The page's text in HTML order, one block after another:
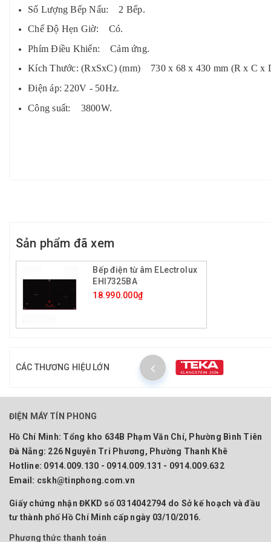
Số Lượng Bếp Nấu: 2 Bếp.
Chế Độ Hẹn Giờ: Có.
Phím Điều Khiển: Cảm ứng.
Kích Thước: (RxSxC) (mm) 730 x 68 x 430 mm (R x C x
Điện áp: 220V - 50Hz.
Công suất: 3800W.
Sản phẩm đã xem
Bếp điện từ âm ELectrolux
EHI7325BA
18.990.000₫
CÁC THƯƠNG HIỆU LỚN
ĐIỆN MÁY TÍN PHONG
Hồ Chí Minh: Tổng kho 634B Phạm Văn Chí, Phường Bình Tiên
Đà Nẵng: 226 Nguyễn Tri Phương, Phường Thanh Khê
Hotline: 0914.009.130 - 0914.009.131 - 0914.009.632
Email: cskh@tinphong.com.vn
Giấy chứng nhận ĐKKD số 0314042794 do Sở kế hoạch và đầu
tư thành phố Hồ Chí Minh cấp ngày 03/10/2016.
Phương thức thanh toán